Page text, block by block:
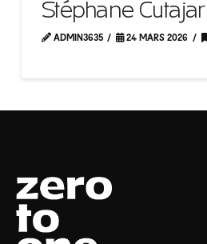
Stéphane Cutajar
ADMIN3635 24 MARS 2026